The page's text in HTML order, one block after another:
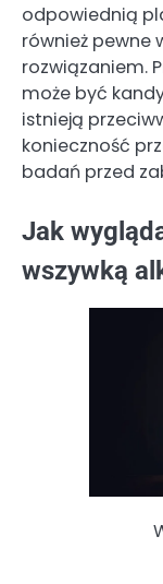
odpowiednią
również pewne
rozwiązaniem.
może być
istnieją
konieczność
badań przed
Jak
wszywką